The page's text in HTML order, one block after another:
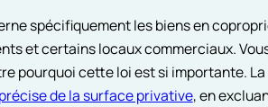
spécifiquement les biens en
et certains locaux commerciaux.
pourquoi cette loi est si importante.
de la surface privative, en